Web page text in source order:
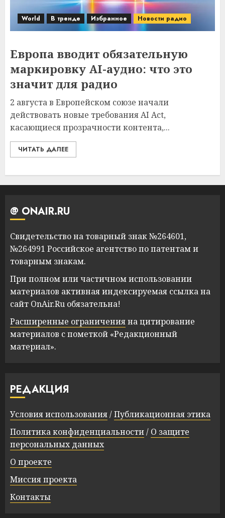
World В тренде Избранное Новости радио
Европа вводит обязательную
маркировку AI-аудио: что это
значит для радио
2 августа в Европейском союзе начали
действовать новые требования AI Act,
касающиеся прозрачности контента,...
ЧИТАТЬ ДАЛЕЕ
@ ONAIR.RU
Свидетельство на товарный знак №264601,
№264991 Российское агентство по патентам и
товарным знакам.
При полном или частичном использовании
материалов активная индексируемая ссылка на
сайт OnAir.Ru обязательна!
Расширенные ограниченияна цитирование
материалов с пометкой «Редакционный
материал».
РЕДАКЦИЯ
Условия использования/Публикационная этика
Политика конфиденциальности/ О защите
персональных данных
О проекте
Миссия проекта
Контакты